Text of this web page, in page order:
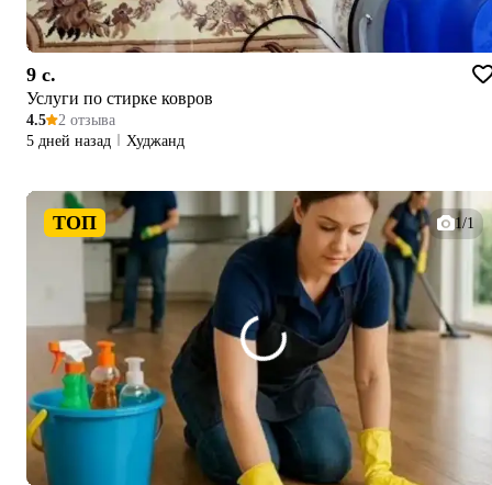
9 c.
Услуги по стирке ковров
4.5
2 отзыва
5 дней назад
Худжанд
ТОП 1/1